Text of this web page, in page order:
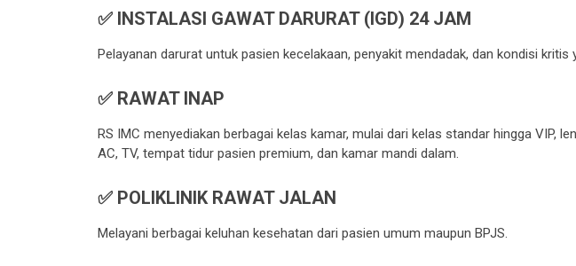
✅ INSTALASI GAWAT DARURAT (IGD) 24 JAM
Pelayanan darurat untuk pasien kecelakaan, penyakit mendadak, dan kondisi
✅ RAWAT INAP
RS IMC menyediakan berbagai kelas kamar, mulai dari kelas standar hingga VIP,
AC, TV, tempat tidur pasien premium, dan kamar mandi dalam.
✅ POLIKLINIK RAWAT JALAN
Melayani berbagai keluhan kesehatan dari pasien umum maupun BPJS.